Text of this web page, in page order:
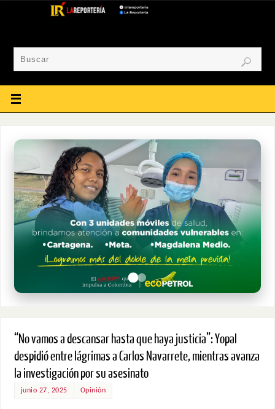
“No vamos a descansar hasta que haya justicia”: Yopal
despidió entre lágrimas a Carlos Navarrete, mientras avanza
la investigación por su asesinato
junio 27, 2025 Opinión